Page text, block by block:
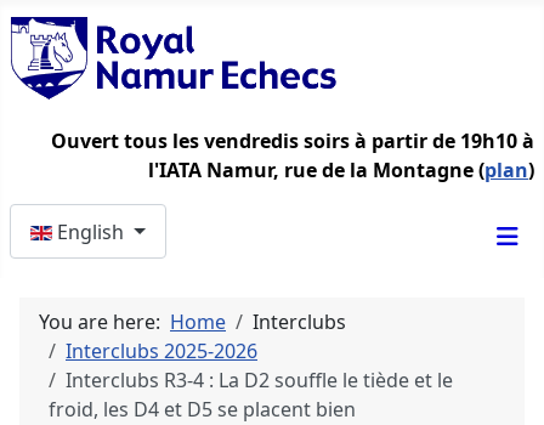
Ouvert tous les vendredis soirs à partir de 19h10 à
l'IATA Namur, rue de la Montagne (plan)
English
You are here: Home
Interclubs
Interclubs 2025-2026
Interclubs R3-4 : La D2 souffle le tiède et le
froid, les D4 et D5 se placent bien